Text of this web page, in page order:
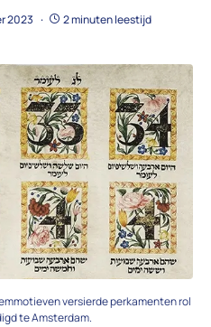
2023 2 minuten leestijd
versierde perkamenten rol
te Amsterdam.